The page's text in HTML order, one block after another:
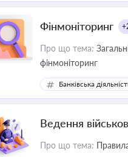
Фінмоніторинг
Про що тема:
фінмоніторинг
Банківська
Ведення
Про що тема: